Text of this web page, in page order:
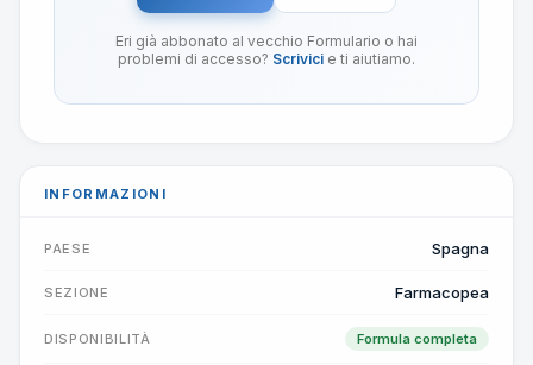
Eri già abbonato al vecchio Formulario o hai
problemi di accesso? Scrivici e ti aiutiamo.
INFORMAZIONI
PAESE Spagna
SEZIONE Farmacopea
DISPONIBILITÀ Formula completa